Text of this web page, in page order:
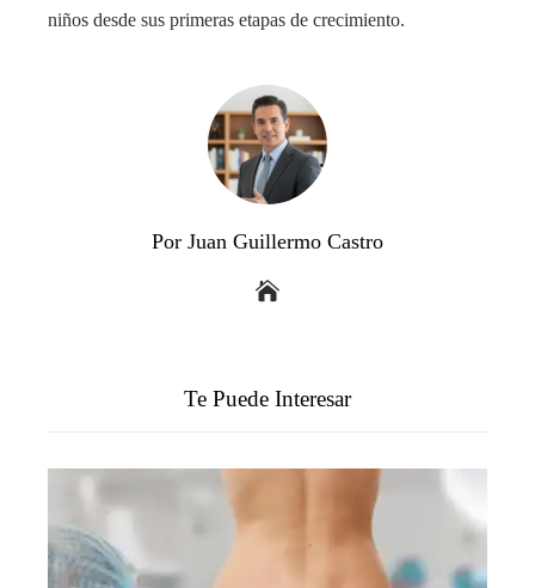
niños desde sus primeras etapas de crecimiento.
Por Juan Guillermo Castro
Te Puede Interesar